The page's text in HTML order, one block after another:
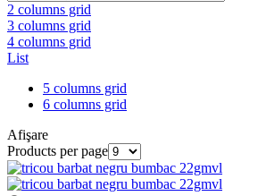
2 columns grid
3 columns grid
4 columns grid
List
5 columns grid
6 columns grid
Afişare
Products per page